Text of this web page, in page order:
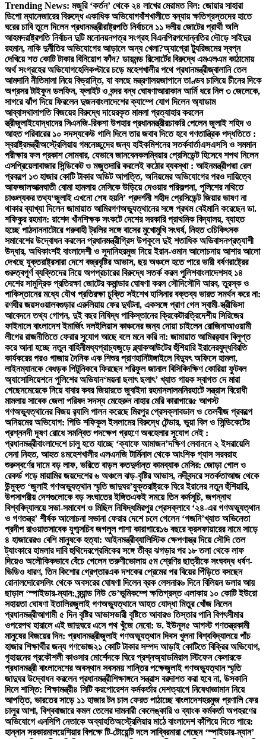
Trending News: মজুরি ‘কর্তন’ থেকে ২৪ লাখের মেরামত বিল: জোয়ার সাহারা
ডিপো ম্যানেজারের বিরুদ্ধে একাধিক অভিযোগবাঁশখালীতে বন্যায় ক্ষতিগ্রস্তদের হাতে
ঘরের চাবি তুলে দিলেন প্রধানমন্ত্রীরাষ্ট্রপতি নির্বাচনে ১১ দলীয় জোটের প্রার্থী অলি
আহমদরাষ্ট্রপতি নির্বাচন দুটি মনোনয়নপত্র সংগ্রহ বিএনপিরপদোন্নতির দৌড়ে সাইদুর
রহমান, নাকি দুর্নীতির অভিযোগের আড়ালে অন্য খেলা?অ্যাগ্রো ট্যুরিজমের স্বপ্ন
দেখিয়ে শত কোটি টাকার বিনিয়োগ ফাঁদ? ডায়মন্ড রিসোর্টের বিরুদ্ধে এমএলএম কাঠামোয়
অর্থ সংগ্রহের অভিযোগহেলিকপ্টারে চড়ে মহেশখালীর পথে প্রধানমন্ত্রীজ্বালানি তেল
আমদানি নীতিমালা নিয়ে বিভ্রান্তি, যা বলছে মন্ত্রণালয়জাপানে তাণ্ডব চালিয়ে চীনের দিকে
অগ্রসর টাইফুন ডলফিন, ফ্লাইট ও বন্দর বন্ধ ঘোষণাআরাকান আর্মি ধরে নিল ৩ জেলেকে,
সাগরে ঝাঁপ দিয়ে ফিরলেন দুজনবাংলাদেশের ক্যাম্পে যোগ দিলেন অ্যাডাম
আব্বাসথালাপতি বিজয়ের বিরুদ্ধে দায়েরকৃত মামলা প্রত্যাহার করলেন
স্ত্রীজুলাইযোদ্ধাদের সিএনজি-রিকশা উপহার প্রধানমন্ত্রীরচাকরি পেলেন জুলাই শহিদ ও
আহত পরিবারের ১০ সদস্যকেউ গালি দিলে তার জবাব দিতে হবে গণতান্ত্রিক পদ্ধতিতে :
স্বরাষ্ট্রমন্ত্রীঅস্ট্রেলিয়ায় গমনেচ্ছুদের জন্য হাইকমিশনের সতর্কবার্তাএসএসসি ও সমমান
পরীক্ষার ফল প্রকাশ সোমবার, যেভাবে জানবেনকলম্বিয়ার প্রেসিডেন্ট হিসেবে শপথ নিলেন
এসপ্রিয়েলাবাজার সিন্ডিকেট ও মজুতদারি করলেই কঠোর ব্যবস্থা : আইনমন্ত্রীপদ্মা রেল
প্রকল্পে ১৩ হাজার কোটি টাকার অডিট আপত্তি, অনিয়মের অভিযোগের পরও দায়িত্বে
আফজালআত্মঘাতী বোমা হামলায় মেসিকে উড়িয়ে দেওয়ার পরিকল্পনা, পুলিশের নথিতে
চাঞ্চল্যকর তথ্য‘জুলাই এখনো শেষ হয়নি’ প্রদর্শনী শহীদ প্রেসিডেন্ট জিয়ার ভাষণ না
থাকার ব্যাখ্যা দিলেন জামায়াত আমিরগণঅভ্যুত্থানের সঙ্গে প্রথম বেইমানি করেছেন ডা.
শফিকুর রহমান: রাশেদ খাঁনশিক্ষক সংকটে দেশের সরকারি প্রাথমিক বিদ্যালয়, ব্যাহত
হচ্ছে পাঠদাননাটোরে গরুবাহী ট্রলির সঙ্গে বাসের মুখোমুখি সংঘর্ষ, নিহত ৩চিকিৎসক
সমাবেশের উদ্বোধন করলেন প্রধানমন্ত্রীগ্রিস উপকূলে দুই শতাধিক অভিবাসনপ্রত্যাশী
উদ্ধার, অধিকাংশই বাংলাদেশী ও সুদানিহরমুজ নিয়ে ইরান-ওমান আলোচনায় আশার আলো
দেখছে যুক্তরাষ্ট্রসারা দেশে বজ্রবৃষ্টির আভাস, ছয় অঞ্চলে হতে পারে ভারী বর্ষণরাষ্ট্রের
গুরুত্বপূর্ণ ব্যক্তিদের নিয়ে অপপ্রচারের বিরুদ্ধে সতর্ক করল পুলিশবাংলাদেশসহ ১৪
দেশের সামুদ্রিক প্রতিরক্ষা জোটের কমান্ডার ঘোষণা করল সৌদিসৌদি আরব, তুরস্ক ও
পাকিস্তানের মধ্যে যৌথ প্রতিরক্ষা চুক্তি সইশেখ হাসিনার বক্তব্য ভারত সমর্থন করে না:
রণধীর জয়সওয়ালবগুড়ার এরুলিয়ায় ফের দুর্ঘটনা, একসঙ্গে প্রাণ গেল স্বামী-স্ত্রীভিসা
আবেদনে তথ্য গোপন, দুই বছর নিষিদ্ধ পাকিস্তানের ক্রিকেটারত্রিদেশীয় সিরিজের
ফাইনালে বাংলাদেশ ইমার্জিং দলইলিয়াস কাঞ্চনের জন্য দোয়া চাইলেন রোজিনাআওয়ামী
লীগের রাজনীতিতে ফেরার সুযোগ আছে বলে মনে করি না: জামায়াত আমিরর‍্যাব বিলুপ্ত
করে আনা হচ্ছে নতুন বাহিনীমধ্যপ্রাচ্যজুড়ে ব্ল্যাকআউটের হুঁশিয়ারি ইরানেরযুদ্ধবিরতি
কার্যকরের পরও গাজায় দৈনিক এক শিশুর প্রাণহানিটাঙ্গাইলে বিদ্যুৎ অফিসে হামলা,
লাইনম্যানকে বেধড়ক পিটুনিকবে ফিরছেন শরিফুল জানাল বিসিবিদক্ষিণ কোরিয়া ফুটবল
অ্যাসোসিয়েশনে পুলিশের অভিযান‘ময়না ছলাৎ ছলাৎ’ খ্যাত গায়ক স্বাগত দে মারা
গেছেনমেয়েকে নিয়ে বাবার কবর জিয়ারতে জুবাইদা রহমানলালমনিরহাটে সন্ত্রাস বিরোধী
মামলায় সাবেক জেলা পরিষদ সদস্য মেহেরুন নাহার মেরি কারাগারে৫ আগস্ট
গণঅভ্যুত্থানের বিজয় র‍্যালি পালন করেছে মিরপুর প্রেসক্লাবডাল ও তেলবীজ প্রকল্পে
অনিয়মের অভিযোগ: পিডি শফিকুল ইসলামের বিরুদ্ধে টেন্ডার, ভুয়া বিল ও সিন্ডিকেটের
প্রশ্ননদী দূষণ রোধে সমন্বিত পদক্ষেপ গ্রহণে অবহেলার সুযোগ নেই :
প্রধানমন্ত্রীবাংলাদেশে চালু হতে যাচ্ছে ‘ক্যাফে আমাজন’দক্ষিণ লেবাননে ২ ইসরায়েলি
সেনা নিহত, আহত ৪মহেশখালীর এলএনজি টার্মিনাল থেকে আংশিক গ্যাস সরবরাহ
শুরুস্বর্ণের দামে বড় লাফ, ভরিতে বাড়ল কতদুর্দান্ত কামব্যাক মেসির: জোড়া গোল ও
রেকর্ড গড়ে মায়ামির জয়দেশের ৬ অঞ্চলে ঝড়-বৃষ্টির আভাস, নদীবন্দরে সতর্কতাআজ থেকে
উন্মুক্ত ‘জুলাই গণঅভ্যুত্থান স্মৃতি জাদুঘর’যুক্তরাষ্ট্রকে ঘিরে ইরানের নতুন হুঁশিয়ারি,
উপসাগরীয় দেশগুলোকে বড় সংঘাতের ইঙ্গিতএকই সময়ে তিন কর্মসূচি, জগন্নাথ
বিশ্ববিদ্যালয়ে সভা-সমাবেশ ও মিছিল নিষিদ্ধমিরপুর প্রেসক্লাবে ‘২৪-এর গণঅভ্যুত্থান
ও গণতন্ত্র’ শীর্ষক আলোচনা সভানা ফেরার দেশে চলে গেলেন ‘গজনি’খ্যাত অভিনেতা
প্রদীপ রাওয়াতসাবেক যুগ্মসচিব জগলুল পাশা কারাগারে১৬ বছরে ক্রসফায়ারের নামে সাড়ে
৪ হাজারেরও বেশি মানুষকে হত্যা: আইনমন্ত্রীব্যালিস্টিক ক্ষেপণাস্ত্র দিয়ে সৌদি তেল
ট্যাংকারে হামলার দাবি হুথিদেরপ্রেমিকের সঙ্গে তীব্র ঝগড়ার পর ১৮ তলা থেকে লাফ
দিয়েও অলৌকিকভাবে বেঁচে গেলেন তরুণীভোলায় ৫ম শ্রেণির ছাত্রীকে সংঘবদ্ধ ধর্ষণ-
ভিডিও ধারণ, তিন কিশোর গ্রেপ্তারএক দশকের প্রেমের পর বিয়ের পিঁড়িতে বসছেন
রোনালদোরেসলিং থেকে অবসরের ঘোষণা দিলেন ব্রক লেসনার৬ দিনে বিলিয়ন ডলার আয়
ছাড়াল ‘স্পাইডার-ম্যান: ব্র্যান্ড নিউ ডে’ভূমিকম্পে ক্ষতিগ্রস্ত এলাকায় ১০ কোটি ইউরো
সহায়তা ঘোষণা ইতালিরজুলাই গণঅভ্যুত্থানে আহত যোদ্ধা মিতুর খোঁজ নিলেন
প্রধানমন্ত্রীআগামী ৫ দিন বৃষ্টির আভাসভারী বৃষ্টিতে আবারও তিস্তার পানি বিপৎসীমার
ওপরেপথ হারালে এই জাদুঘরে এসে পথ খুঁজে নেবো: ড. ইউনূস৫ আগস্ট গণতন্ত্রকামী
মানুষের বিজয়ের দিন: প্রধানমন্ত্রীজুলাই গণঅভ্যুত্থান দিবস খুলনা বিশ্ববিদ্যালয়ে পাঁচ
হাজার শিক্ষার্থীর জন্য গণভোজ২১ কোটি টাকার সম্পদ আড়াই কোটিতে বিক্রির অভিযোগ,
গৃহায়নের প্রকৌশলী কাওসার মোর্শেদকে ঘিরে প্রশ্নঅ্যাডমিরাল স্টিফেন কেলারকে
প্রধানমন্ত্রী বাংলাদেশের অবস্থান সবসময় শান্তির পক্ষেজুলাই গণঅভ্যুত্থান স্মৃতি
জাদুঘর উদ্বোধন করলেন প্রধানমন্ত্রীশিক্ষাঙ্গনে সন্ত্রাস বরদাশত করা হবে না, উসকানি
দিলে শাস্তি: শিক্ষামন্ত্রী৪ সিটি করপোরেশন কর্মকর্তার দেশত্যাগে নিষেধাজ্ঞামান নিয়ে
আপত্তি, ভারতের সাড়ে ১১ হাজার টন চাল ফেরত পাঠাচ্ছে বাংলাদেশহরমুজ প্রণালি ফের
চালুর আশা, বিশ্ববাজারে কমল তেলের দামনারী কেলেঙ্কারি ও ব্যাংক কর্মকর্তা অপহরণের
অভিযোগে এনসিপি নেতাকে অব্যাহতিঅস্ট্রেলিয়ার মাঠে বাংলাদেশ কাঁপিয়ে দিতে পারে:
হান্নান সরকারমালয়েশিয়ার বিপক্ষে টি-টোয়েন্টি দলে সাব্বিরমারা গেছেন ‘স্পাইডার-ম্যান’